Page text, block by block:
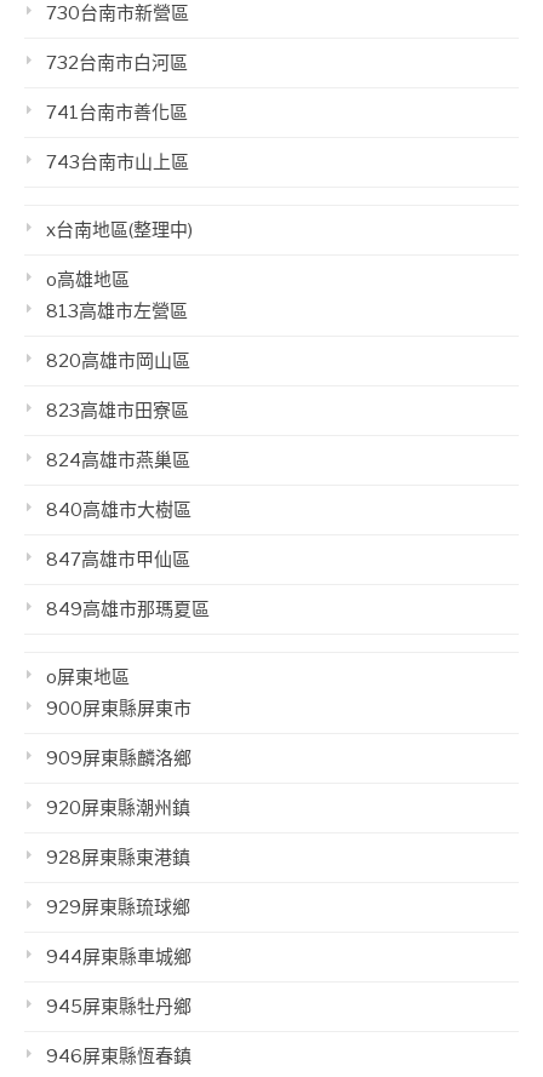
730台南市新營區
732台南市白河區
741台南市善化區
743台南市山上區
x台南地區(整理中)
o高雄地區
813高雄市左營區
820高雄市岡山區
823高雄市田寮區
824高雄市燕巢區
840高雄市大樹區
847高雄市甲仙區
849高雄市那瑪夏區
o屏東地區
900屏東縣屏東市
909屏東縣麟洛鄉
920屏東縣潮州鎮
928屏東縣東港鎮
929屏東縣琉球鄉
944屏東縣車城鄉
945屏東縣牡丹鄉
946屏東縣恆春鎮